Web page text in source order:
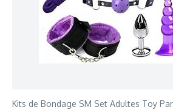
Kits de Bondage SM Set Adultes Toy